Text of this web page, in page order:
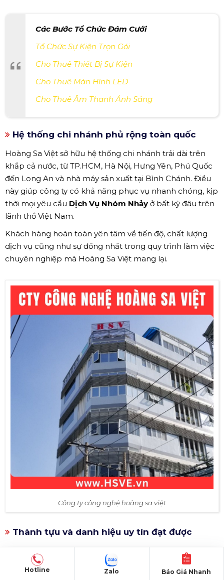
Các Bước Tổ Chức Đám Cưới
Tổ Chức Sự Kiện Trọn Gói
Cho Thuê Thiết Bị Sự Kiện
Cho Thuê Màn Hình LED
Cho Thuê Âm Thanh Ánh Sáng
Hệ thống chi nhánh phủ rộng toàn quốc
Hoàng Sa Việt sở hữu hệ thống chi nhánh trải dài trên
khắp cả nước, từ TP.HCM, Hà Nội, Hưng Yên, Phú Quốc
đến Long An và nhà máy sản xuất tại Bình Chánh. Điều
này giúp công ty có khả năng phục vụ nhanh chóng, kịp
thời mọi yêu cầu Dịch Vụ Nhóm Nhảy ở bất kỳ đâu trên
lãnh thổ Việt Nam.
Khách hàng hoàn toàn yên tâm về tiến độ, chất lượng
dịch vụ cũng như sự đồng nhất trong quy trình làm việc
chuyên nghiệp mà Hoàng Sa Việt mang lại.
Công ty công nghệ hoàng sa việt
Thành tựu và danh hiệu uy tín đạt được
Trong suốt quá trình hoạt động, Hoàng Sa Việt đã vinh
dự nhận được nhiều giải thưởng, danh hiệu danh giá như
"Thương Hiệu Xuất Sắc Excellent Brand 2013", "Thương
Hotline Báo Giá Nhanh
Zalo